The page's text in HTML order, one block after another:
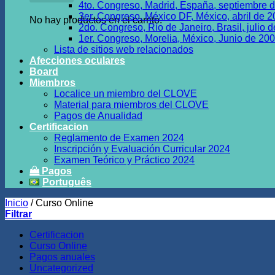
No hay productos en el carrito.
4to. Congreso, Madrid, España, septiembre
3er. Congreso, México DF, México, abril de
2do. Congreso, Río de Janeiro, Brasil, julio
1er. Congreso, Morelia, México, Junio de
Lista de sitios web relacionados
Afecciones oculares
Board
Miembros
Localice un miembro del CLOVE
Material para miembros del CLOVE
Pagos de Anualidad
Certificacion
Reglamento de Examen 2024
Inscripción y Evaluación Curricular 2024
Examen Teórico y Práctico 2024
Pagos
Português
Inicio /Curso Online
Filtrar
Certificacion
Curso Online
Pagos anuales
Uncategorized